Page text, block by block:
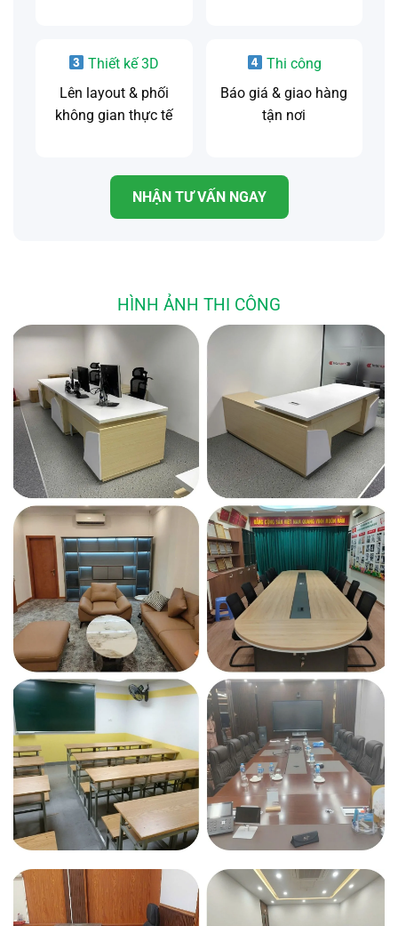
Thiết kế 3D
Lên layout & phối
không gian thực tế
Thi công
Báo giá & giao hàng
tận nơi
NHẬN TƯ VẤN NGAY
HÌNH ẢNH THI CÔNG